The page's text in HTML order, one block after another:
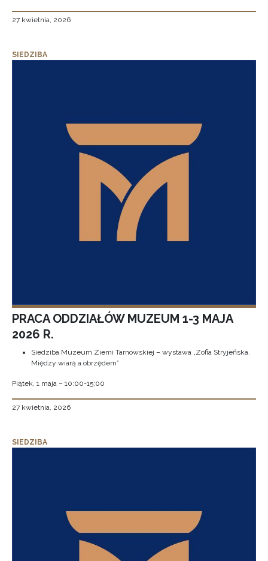
27 kwietnia, 2026
SIEDZIBA
PRACA ODDZIAŁÓW MUZEUM 1-3 MAJA
2026 R.
Siedziba Muzeum Ziemi Tarnowskiej – wystawa „Zofia Stryjeńska.
Między wiarą a obrzędem”
Piątek, 1 maja – 10:00-15:00
27 kwietnia, 2026
SIEDZIBA